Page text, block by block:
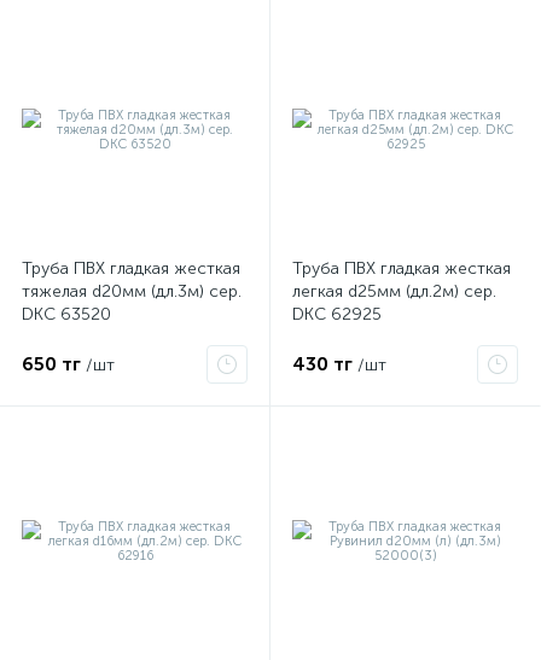
Труба ПВХ гладкая жесткая
тяжелая d20мм (дл.3м) сер.
DKC 63520
650 тг /шт
Труба ПВХ гладкая жесткая
легкая d25мм (дл.2м) сер.
DKC 62925
430 тг /шт